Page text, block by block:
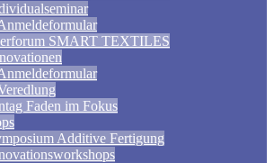
SMART TEXTILES
Faden im Fokus
Additive Fertigung